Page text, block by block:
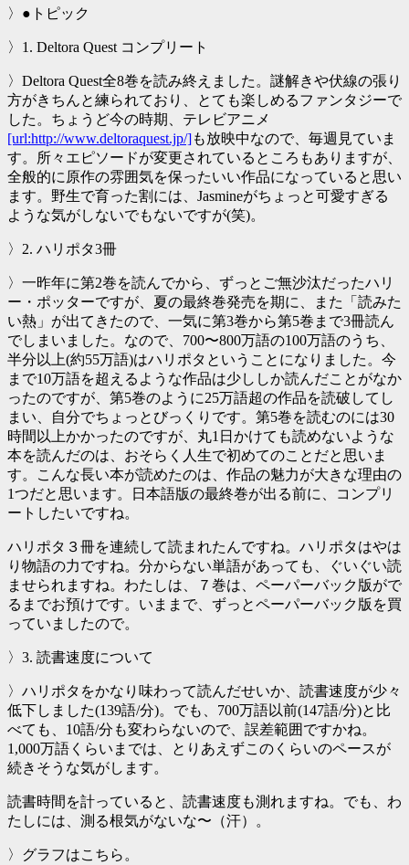
〉●トピック
〉1. Deltora Quest コンプリート
〉Deltora Quest全8巻を読み終えました。謎解きや伏線の張り
方がきちんと練られており、とても楽しめるファンタジーで
した。ちょうど今の時期、テレビアニメ
[url:http://www.deltoraquest.jp/]も放映中なので、毎週見ていま
す。所々エピソードが変更されているところもありますが、
全般的に原作の雰囲気を保ったいい作品になっていると思い
ます。野生で育った割には、Jasmineがちょっと可愛すぎる
ような気がしないでもないですが(笑)。
〉2. ハリポタ3冊
〉一昨年に第2巻を読んでから、ずっとご無沙汰だったハリ
ー・ポッターですが、夏の最終巻発売を期に、また「読みた
い熱」が出てきたので、一気に第3巻から第5巻まで3冊読ん
でしまいました。なので、700〜800万語の100万語のうち、
半分以上(約55万語)はハリポタということになりました。今
まで10万語を超えるような作品は少ししか読んだことがなか
ったのですが、第5巻のように25万語超の作品を読破してし
まい、自分でちょっとびっくりです。第5巻を読むのには30
時間以上かかったのですが、丸1日かけても読めないような
本を読んだのは、おそらく人生で初めてのことだと思いま
す。こんな長い本が読めたのは、作品の魅力が大きな理由の
1つだと思います。日本語版の最終巻が出る前に、コンプリ
ートしたいですね。
ハリポタ３冊を連続して読まれたんですね。ハリポタはやは
り物語の力ですね。分からない単語があっても、ぐいぐい読
ませられますね。わたしは、７巻は、ペーパーバック版がで
るまでお預けです。いままで、ずっとペーパーバック版を買
っていましたので。
〉3. 読書速度について
〉ハリポタをかなり味わって読んだせいか、読書速度が少々
低下しました(139語/分)。でも、700万語以前(147語/分)と比
べても、10語/分も変わらないので、誤差範囲ですかね。
1,000万語くらいまでは、とりあえずこのくらいのペースが
続きそうな気がします。
読書時間を計っていると、読書速度も測れますね。でも、わ
たしには、測る根気がないな〜（汗）。
〉グラフはこちら。